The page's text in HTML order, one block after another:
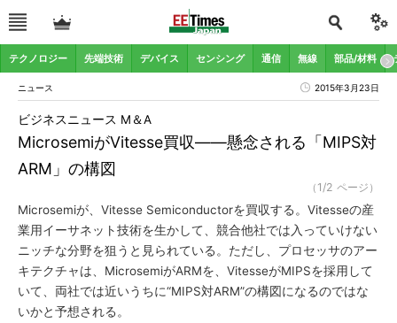
テクノロジー 先端技術 デバイス センシング 通信 無線 部品/材料
ニュース 2015年3月23日
MicrosemiがVitesse買収――懸念される「MIPS対
ARM」の構図
ビジネスニュース M＆A
（1/2 ページ）
Microsemiが、Vitesse Semiconductorを買収する。Vitesseの産
業用イーサネット技術を生かして、競合他社では入っていけない
ニッチな分野を狙うと見られている。ただし、プロセッサのアー
キテクチャは、MicrosemiがARMを、VitesseがMIPSを採用して
いて、両社では近いうちに“MIPS対ARM”の構図になるのではな
いかと予想される。